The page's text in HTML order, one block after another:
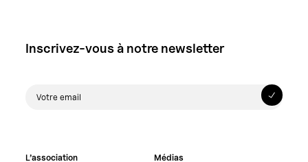
Inscrivez-vous à notre newsletter
L’association Médias